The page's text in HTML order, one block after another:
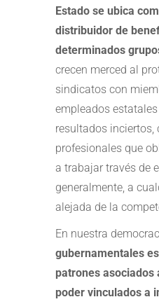
Estado se ubica
distribuidor de
determinados
crecen merced al
sindicatos con
empleados
resultados inciertos,
profesionales que
a trabajar través de
generalmente, a
alejada de la
En nuestra
gubernamentales
patrones asociados
poder vinculados a